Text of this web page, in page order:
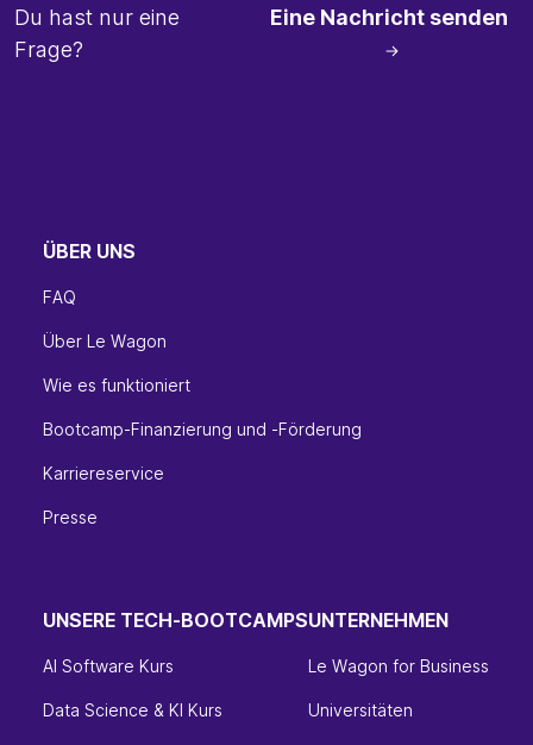
Du hast nur eine
Frage?
Eine Nachricht senden
ÜBER UNS
FAQ
Über Le Wagon
Wie es funktioniert
Bootcamp-Finanzierung und -Förderung
Karriereservice
Presse
UNSERE TECH-BOOTCAMPS
AI Software Kurs
Data Science & KI Kurs
UNTERNEHMEN
Le Wagon for Business
Universitäten